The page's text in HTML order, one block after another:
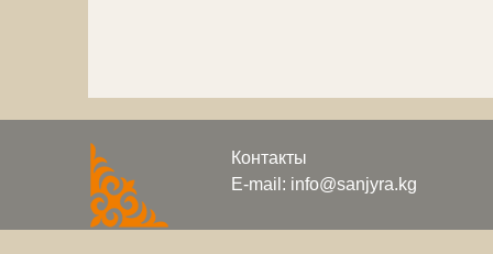
Контакты
E-mail: info@sanjyra.kg